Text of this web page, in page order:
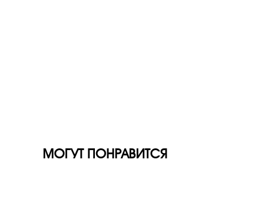
МОГУТ ПОНРАВИТСЯ